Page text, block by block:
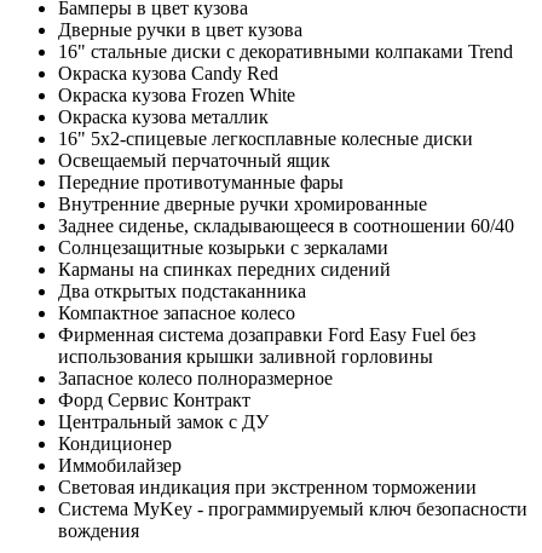
Бамперы в цвет кузова
Дверные ручки в цвет кузова
16" стальные диски с декоративными колпаками Trend
Окраска кузова Candy Red
Окраска кузова Frozen White
Окраска кузова металлик
16" 5х2-спицевые легкосплавные колесные диски
Освещаемый перчаточный ящик
Передние противотуманные фары
Внутренние дверные ручки хромированные
Заднее сиденье, складывающееся в соотношении 60/40
Солнцезащитные козырьки с зеркалами
Карманы на спинках передних сидений
Два открытых подстаканника
Компактное запасное колесо
Фирменная система дозаправки Ford Easy Fuel без
использования крышки заливной горловины
Запасное колесо полноразмерное
Форд Сервис Контракт
Центральный замок с ДУ
Кондиционер
Иммобилайзер
Световая индикация при экстренном торможении
Система MyKey - программируемый ключ безопасности
вождения